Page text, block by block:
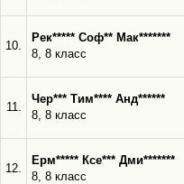
10.
Рек***** Соф** Мак*******
8, 8 класс
11.
Чер*** Тим**** Анд******
8, 8 класс
12.
Ерм***** Ксе*** Дми*******
8, 8 класс